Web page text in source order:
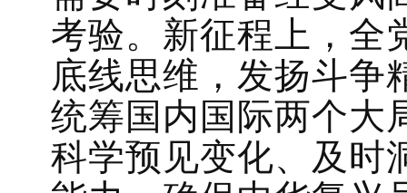
考验。新征程上，全
底线思维，发扬斗争
统筹国内国际两个大
科学预见变化、及时